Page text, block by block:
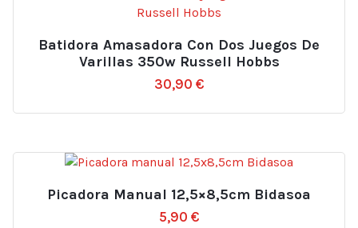
Batidora Amasadora Con Dos Juegos De
Varillas 350w Russell Hobbs
30,90 €
Picadora Manual 12,5×8,5cm Bidasoa
5,90 €